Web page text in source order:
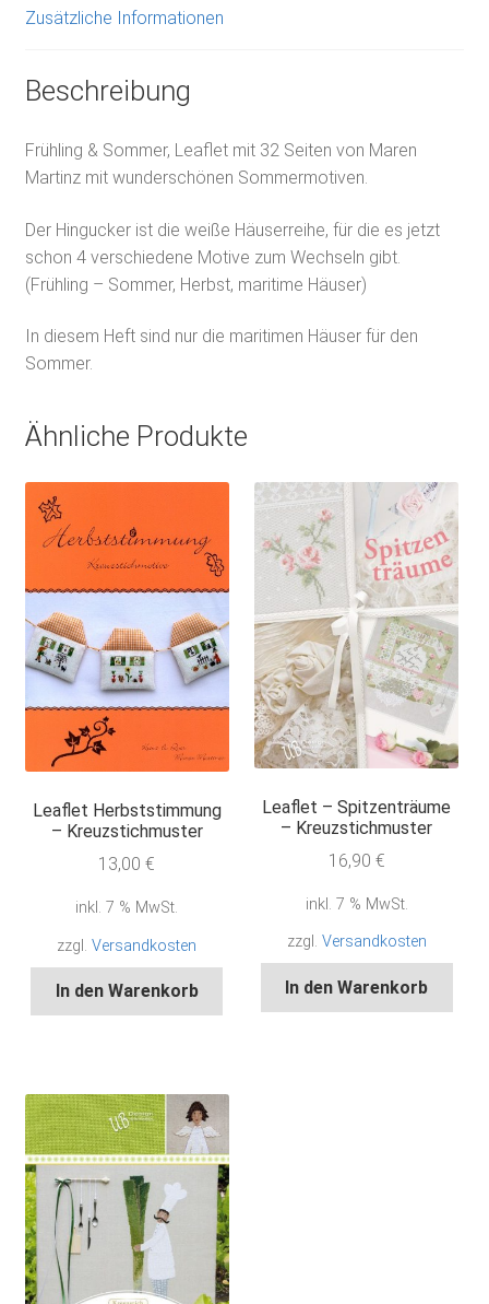
Zusätzliche Informationen
Beschreibung
Frühling & Sommer, Leaflet mit 32 Seiten von Maren
Martinz mit wunderschönen Sommermotiven.
Der Hingucker ist die weiße Häuserreihe, für die es jetzt
schon 4 verschiedene Motive zum Wechseln gibt.
(Frühling – Sommer, Herbst, maritime Häuser)
In diesem Heft sind nur die maritimen Häuser für den
Sommer.
Ähnliche Produkte
Leaflet Herbststimmung
– Kreuzstichmuster
13,00€
inkl. 7 % MwSt.
zzgl.Versandkosten
In den Warenkorb
Leaflet – Spitzenträume
– Kreuzstichmuster
16,90 €
inkl. 7 % MwSt.
zzgl. Versandkosten
In den Warenkorb